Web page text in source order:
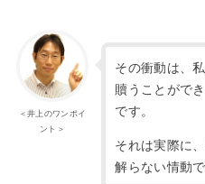
＜井上のワンポイ
ント＞
その衝動は、
贖うことがで
です。
それは実際に
解らない情動で